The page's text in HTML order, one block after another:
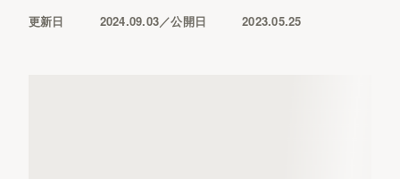
更新日 2024.09.03 公開日 2023.05.25